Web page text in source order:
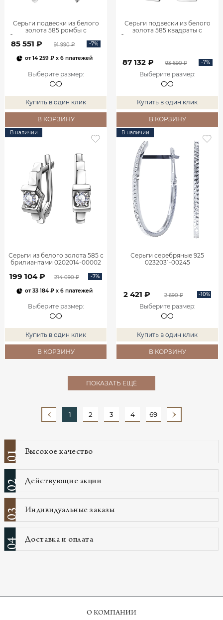
Серьги подвески из белого
золота 585 ромбы с
бриллиантами 0201935-00002
85 551 ₽ 91 990 ₽ -7%
от14 259 ₽ x 6 платежей
Выберите размер:
Купить в один клик
В КОРЗИНУ
Серьги подвески из белого
золота 585 квадраты с
бриллиантами 0201940-00002
87 132 ₽ 93 690 ₽ -7%
Выберите размер:
Купить в один клик
В КОРЗИНУ
В наличии
Серьги из белого золота 585 с
брилиантами 0202014-00002
199 104 ₽ 214 090 ₽ -7%
от33 184 ₽ x 6 платежей
Выберите размер:
Купить в один клик
В КОРЗИНУ
В наличии
Серьги серебряные 925
0232031-00245
2 421 ₽ 2 690 ₽ -10%
Выберите размер:
Купить в один клик
В КОРЗИНУ
ПОКАЗАТЬ ЕЩЁ
1 2 3 4 69
01 Высокое качество
02 Действующие акции
03 Индивидуальные заказы
04 Доставка и оплата
О КОМПАНИИ